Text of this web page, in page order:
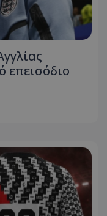
επεισόδιο